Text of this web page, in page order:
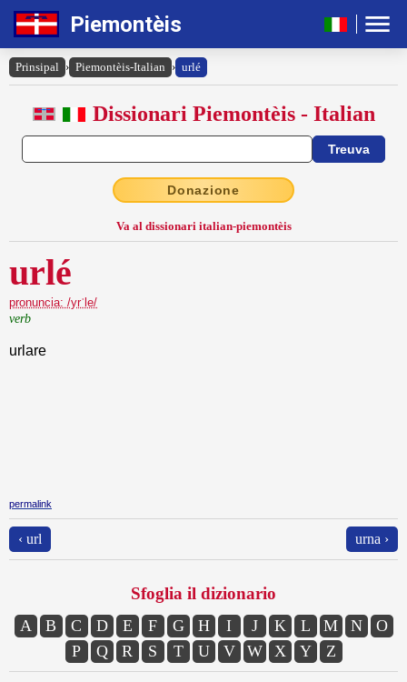
Piemontèis
Prinsipal › Piemontèis-Italian › urlé
Dissionari Piemontèis - Italian
Donazione
Va al dissionari italian-piemontèis
urlé
pronuncia: /yrˈle/
verb
urlare
permalink
‹ url urna ›
Sfoglia il dizionario
A B C D E F G H I J K L M N
O
P
Q R S T U V W X Y Z